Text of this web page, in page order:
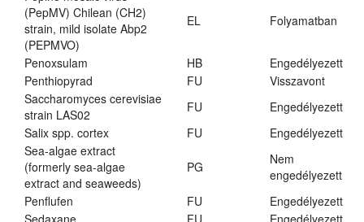
(PepMV) Chilean (CH2)
strain, mild isolate Abp2
(PEPMVO)
EL Folyamatban
Penoxsulam HB
Engedélyezett
Penthiopyrad
FU
Visszavont
Saccharomyces cerevisiae
strain LAS02
FU
Engedélyezett
Salix spp. cortex
FU
Engedélyezett
Sea-algae extract
(formerly sea-algae
extract and seaweeds)
PG
Nem
engedélyezett
Penflufen
FU
Engedélyezett